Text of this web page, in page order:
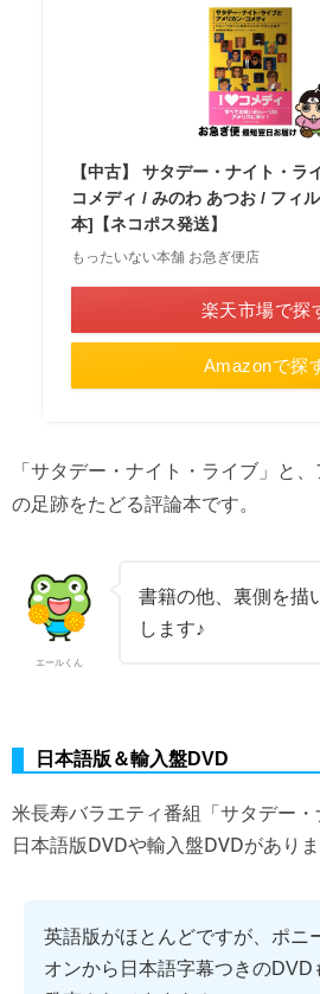
【中古】 サタデー・ナイト・ラ
コメディ / みのわ あつお / フィ
本]【ネコポス発送】
もったいない本舗 お急ぎ便店
楽天市場で探
Amazonで探
「サタデー・ナイト・ライブ」と
の足跡をたどる評論本です。
エールくん
書籍の他、裏側を描
します♪
日本語版＆輸入盤DVD
米長寿バラエティ番組「サタデー・
日本語版DVDや輸入盤DVDがありま
英語版がほとんどですが、ポニ
オンから日本語字幕つきのDVD